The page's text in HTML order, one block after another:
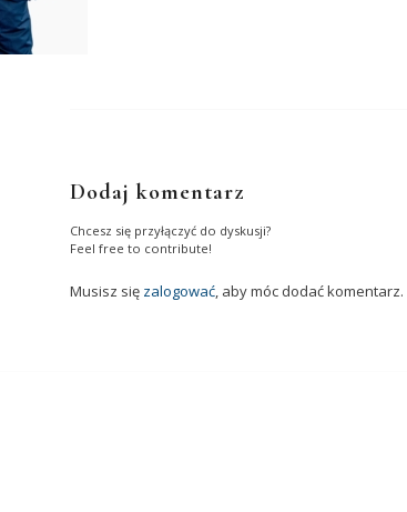
Dodaj komentarz
Chcesz się przyłączyć do dyskusji?
Feel free to contribute!
Musisz się zalogować, aby móc dodać komentarz.